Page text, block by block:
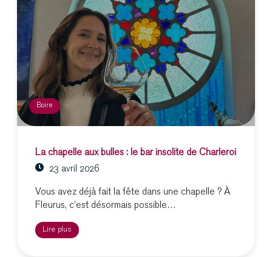
Boire
La chapelle aux bulles : le bar insolite de Charleroi
23 avril 2026
Vous avez déjà fait la fête dans une chapelle ? À
Fleurus, c’est désormais possible…
Lire plus